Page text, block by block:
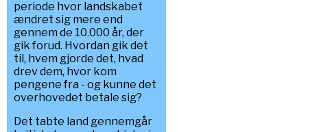
periode hvor landskabet
ændret sig mere end
gennem de 10.000 år, der
gik forud. Hvordan gik det
til, hvem gjorde det, hvad
drev dem, hvor kom
pengene fra - og kunne det
overhovedet betale sig?
Det tabte land gennemgår